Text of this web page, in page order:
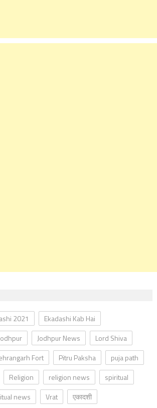
2021
Ekadashi Kab Hai
Jodhpur News
Lord Shiva
Fort Pitru Paksha
puja path
Religion religion news
spiritual
news Vrat एकादशी